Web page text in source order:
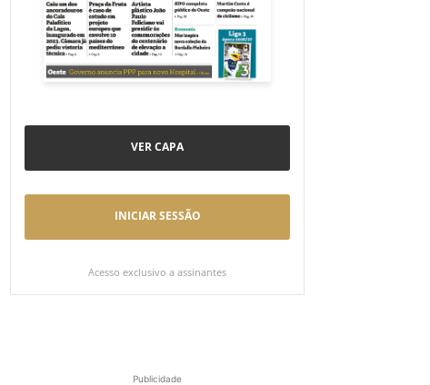
VER CAPA
INICIAR SESSÃO
Acesso exclusivo a assinantes
Publicidade